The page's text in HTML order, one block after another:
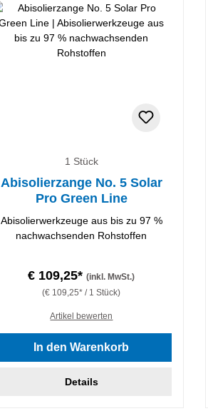
1 Stück
Abisolierzange No. 5 Solar
Pro Green Line
Abisolierwerkzeuge aus bis zu 97 %
nachwachsenden Rohstoffen
€ 109,25*(inkl. MwSt.)
(€ 109,25* / 1 Stück)
Artikel bewerten
In den Warenkorb
Details